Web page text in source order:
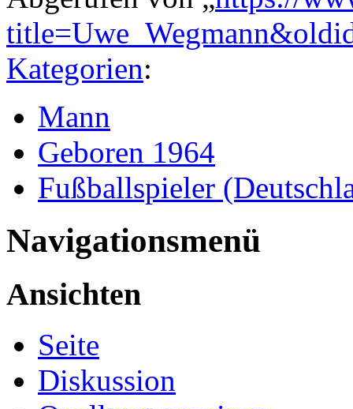
Kategorien:
Mann
Geboren 1964
Fußballspieler
Navigationsmenü
Ansichten
Seite
Diskussion